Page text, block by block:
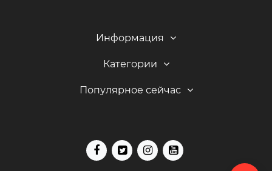
Информация
Категории
Популярное сейчас